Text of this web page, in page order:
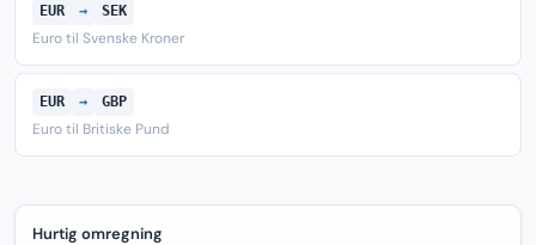
EUR → SEK
Euro til Svenske Kroner
EUR → GBP
Euro til Britiske Pund
Hurtig omregning